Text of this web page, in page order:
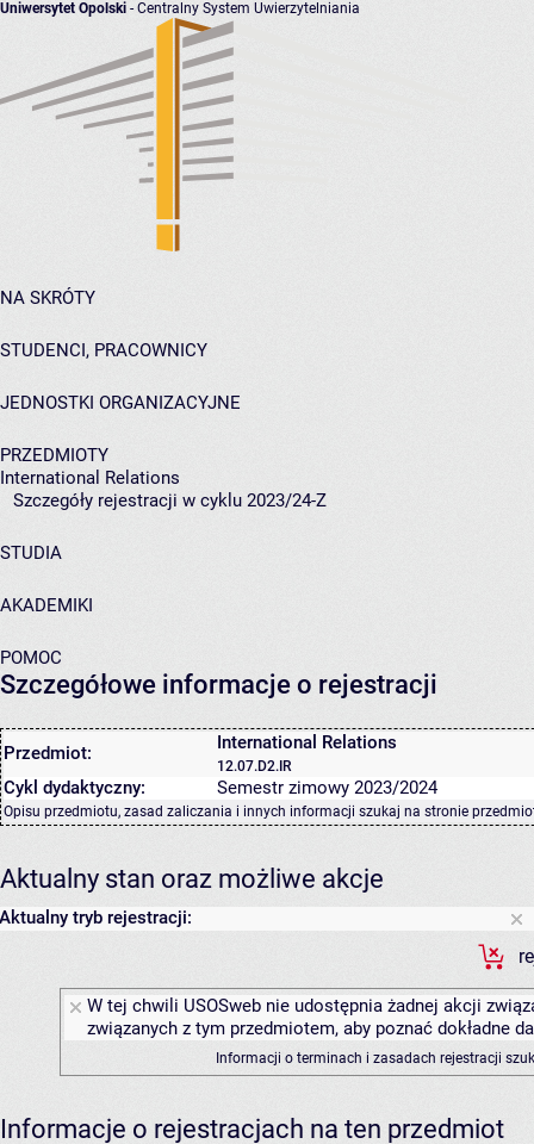
Uniwersytet Opolski - Centralny System Uwierzytelniania
NA SKRÓTY
STUDENCI, PRACOWNICY
JEDNOSTKI ORGANIZACYJNE
PRZEDMIOTY
International Relations
Szczegóły rejestracji w cyklu 2023/24-Z
STUDIA
AKADEMIKI
POMOC
Szczegółowe informacje o rejestracji
Przedmiot: International Relations
12.07.D2.IR
Cykl dydaktyczny: Semestr zimowy 2023/2024
Opisu przedmiotu, zasad zaliczania i innych informacji szukaj na stronie
Aktualny stan oraz możliwe akcje
Aktualny tryb rejestracji:
W tej chwili USOSweb nie udostępnia żadnej akcji
związanych z tym przedmiotem, aby poznać dokładne
Informacji o terminach i zasadach rejestracji
Informacje o rejestracjach na ten przedmiot